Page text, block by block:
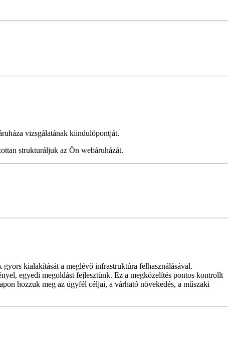
vizsgálatának kiindulópontját.
strukturáljuk az Ön webáruházát.
kialakítását a meglévő infrastruktúra felhasználásával.
egyedi megoldást fejlesztünk. Ez a megközelítés pontos kontrollt
hozzuk meg az ügyfél céljai, a várható növekedés, a műszaki